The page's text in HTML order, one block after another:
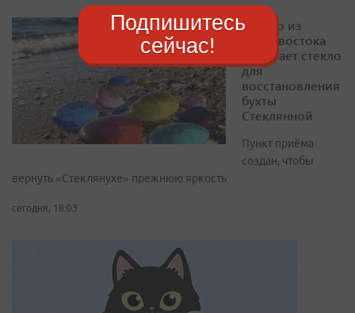
Блогер из
Владивостока
собирает стекло
для
восстановления
бухты
Стеклянной
Пункт приёма
создан, чтобы
вернуть «Стеклянухе» прежнюю яркость
сегодня, 18:03
Подпишитесь
сейчас!